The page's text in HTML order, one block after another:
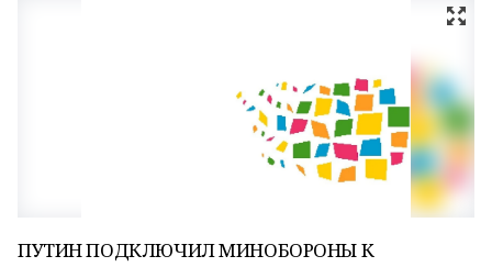
ПУТИН ПОДКЛЮЧИЛ МИНОБОРОНЫ К